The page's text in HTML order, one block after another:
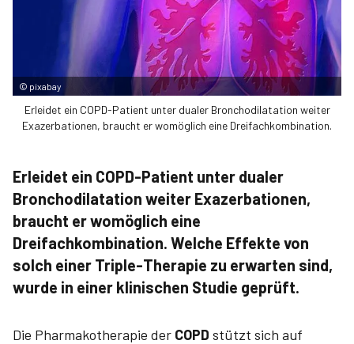
© pixabay
Erleidet ein COPD-Patient unter dualer Bronchodilatation weiter
Exazerbationen, braucht er womöglich eine Dreifachkombination.
Erleidet ein COPD-Patient unter dualer
Bronchodilatation weiter Exazerbationen,
braucht er womöglich eine
Dreifachkombination. Welche Effekte von
solch einer Triple-Therapie zu erwarten sind,
wurde in einer klinischen Studie geprüft.
Die Pharmakotherapie der COPD stützt sich auf